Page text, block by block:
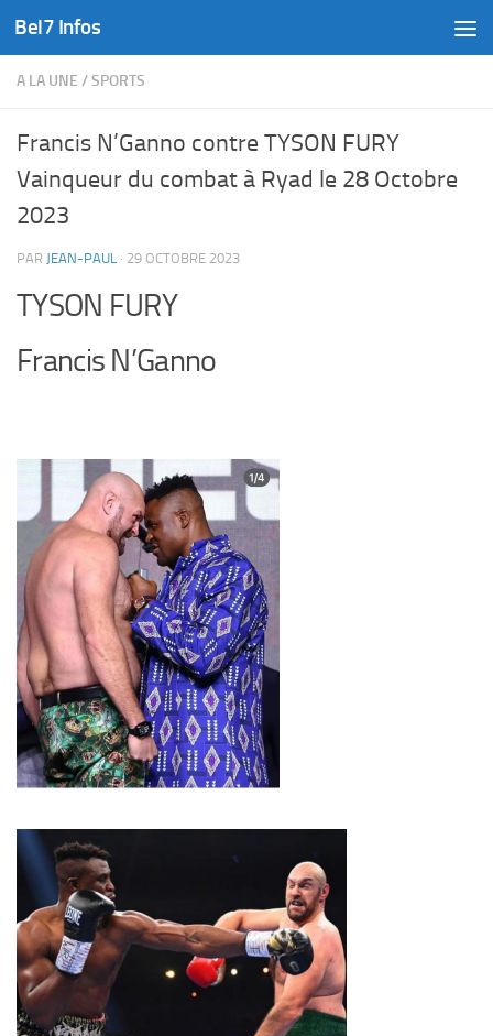
Skip to content
Bel7 Infos
A LA UNE /SPORTS
Francis N’Ganno contre TYSON FURY
Vainqueur du combat à Ryad le 28 Octobre
2023
PAR JEAN-PAUL · 29 OCTOBRE 2023
TYSON FURY
Francis N’Ganno